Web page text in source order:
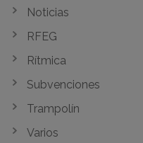
Noticias
RFEG
Rítmica
Subvenciones
Trampolín
Varios